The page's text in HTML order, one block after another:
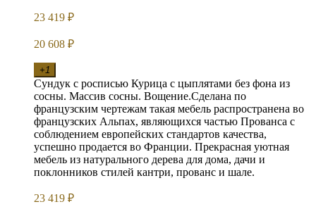
23 419 ₽
20 608 ₽
+1
Сундук с росписью Курица с цыплятами без фона из
сосны. Массив сосны. Вощение.Сделана по
французским чертежам такая мебель распространена во
французских Альпах, являющихся частью Прованса с
соблюдением европейских стандартов качества,
успешно продается во Франции. Прекрасная уютная
мебель из натурального дерева для дома, дачи и
поклонников стилей кантри, прованс и шале.
23 419 ₽